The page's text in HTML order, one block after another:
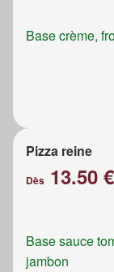
Base crème,
Pizza reine
Dès 13.50 €
Base sauce
jambon